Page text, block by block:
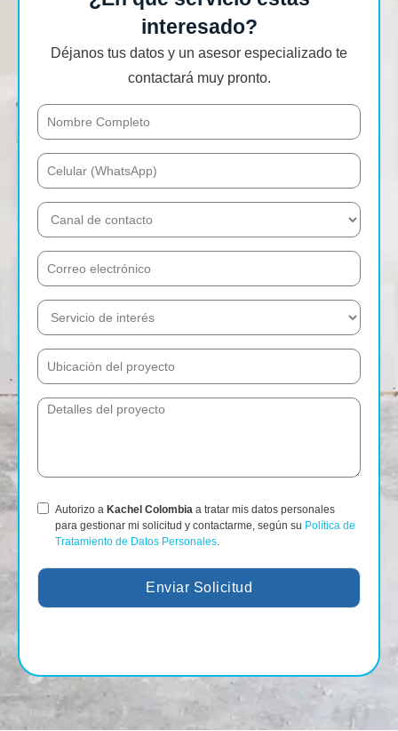
interesado?
Déjanos tus datos y un asesor especializado te
contactará muy pronto.
Autorizo a Kachel Colombia a tratar mis datos personales
para gestionar mi solicitud y contactarme, según su Política de
Tratamiento de Datos Personales
Enviar Solicitud